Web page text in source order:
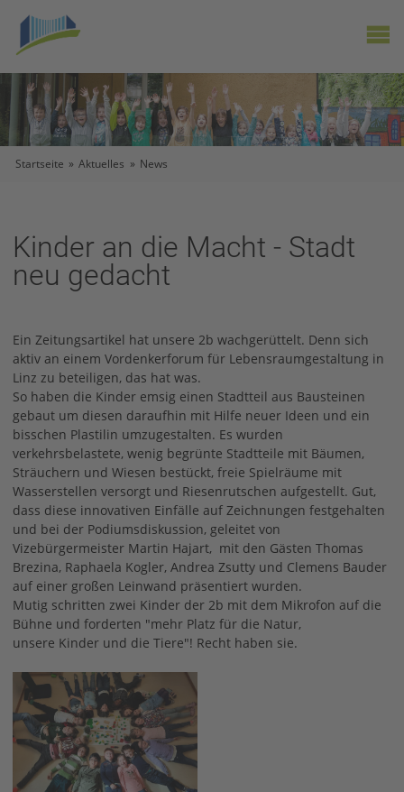
X
Startseite » Aktuelles » News
Kinder an die Macht - Stadt
neu gedacht
Ein Zeitungsartikel hat unsere 2b wachgerüttelt. Denn sich
aktiv an einem Vordenkerforum für Lebensraumgestaltung in
Linz zu beteiligen, das hat was.
So haben die Kinder emsig einen Stadtteil aus Bausteinen
gebaut um diesen daraufhin mit Hilfe neuer Ideen und ein
bisschen Plastilin umzugestalten. Es wurden
verkehrsbelastete, wenig begrünte Stadtteile mit Bäumen,
Sträuchern und Wiesen bestückt, freie Spielräume mit
Wasserstellen versorgt und Riesenrutschen aufgestellt. Gut,
dass diese innovativen Einfälle auf Zeichnungen festgehalten
und bei der Podiumsdiskussion, geleitet von
Vizebürgermeister Martin Hajart, mit den Gästen Thomas
Brezina, Raphaela Kogler, Andrea Zsutty und Clemens Bauder
auf einer großen Leinwand präsentiert wurden.
Mutig schritten zwei Kinder der 2b mit dem Mikrofon auf die
Bühne und forderten "mehr Platz für die Natur,
unsere Kinder und die Tiere"! Recht haben sie.